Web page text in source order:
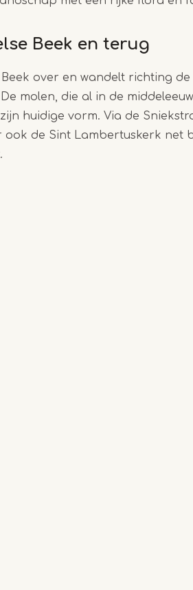
Beek en terug
over en wandelt richting
molen, die al in de
huidige vorm. Via de
ook de Sint Lambertuskerk net